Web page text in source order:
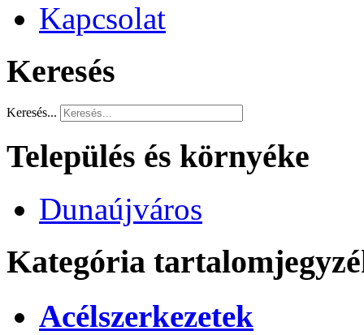
Kapcsolat
Keresés
Keresés...
Település és környéke
Dunaújváros
Kategória
Acélszerkezetek